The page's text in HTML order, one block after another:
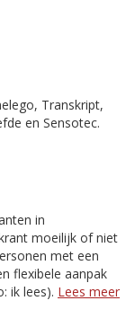
Transkript,
en Sensotec.
in
moeilijk of niet
met een
flexibele aanpak
ik lees). Lees meer